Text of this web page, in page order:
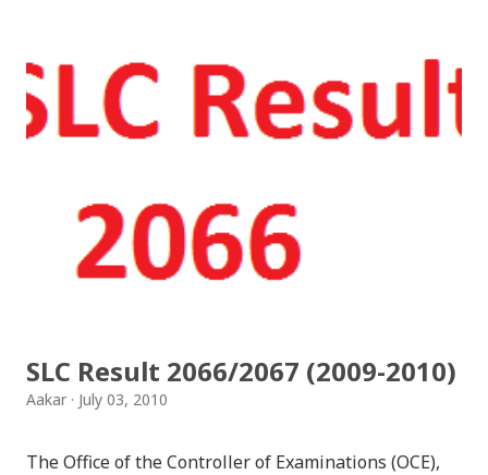
amazed while ending it up. Radha and Krishna are
the eternal lovers. Lord Krishna and Radha are
together since childhood. But in teenage they are
Krishna has to go away leaving Vindraban for
fulfilling the task for which he has taken birth.This
brings tragedy to Radha and all the people in
Later she sets out as a Yogini in a long voyage to
search self, leaving her parents. She is accompanied
SLC Result 2066/2067 (2009-2010)
Aakar July 03, 2010
The Office of the Controller of Examinations (OCE),